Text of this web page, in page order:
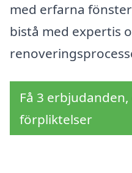
med erfarna
bistå med expertis
Få 3
förpliktelser